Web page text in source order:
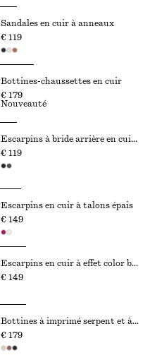
Sandales en cuir à anneaux
€ 119
Bottines-chaussettes en cuir
€ 179
Nouveauté
Escarpins à bride arrière en cuir verni
€ 119
Escarpins en cuir à talons épais
€ 149
Escarpins en cuir à effet color block
€ 149
Bottines à imprimé serpent et à petits talons
€ 179